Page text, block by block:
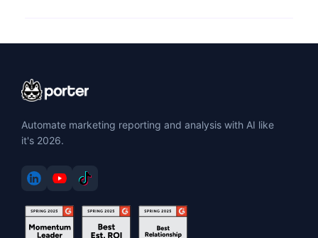
Automate marketing reporting and analysis with AI like
it's 2026.